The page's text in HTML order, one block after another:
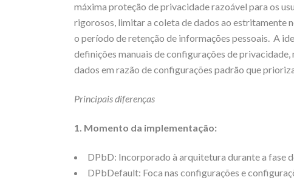
máxima proteção de privacidade razoável para os
rigorosos, limitar a coleta de dados ao estritamente
o período de retenção de informações pessoais. A
definições manuais de configurações de
dados em razão de configurações padrão que
Principais diferenças
1. Momento da implementação:
DPbD: Incorporado à arquitetura durante a fase
DPbDefault: Foca nas configurações e